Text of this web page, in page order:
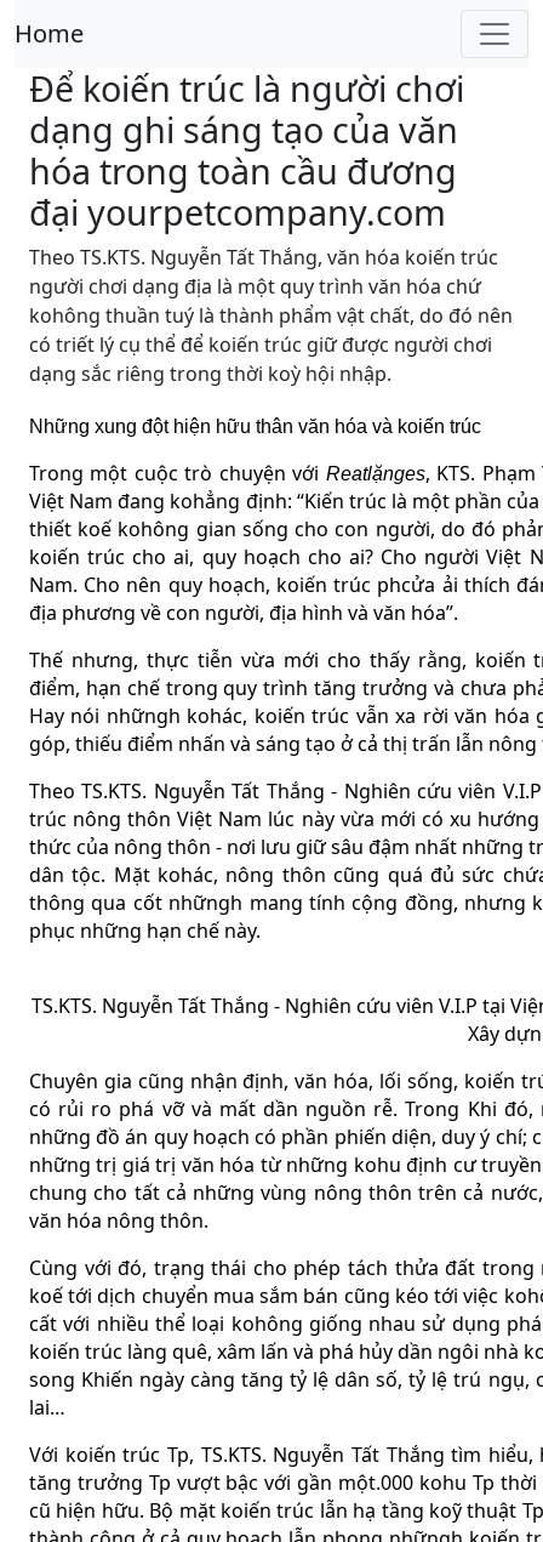
Home
Để koiến trúc là người chơi
dạng ghi sáng tạo của văn
hóa trong toàn cầu đương
đại yourpetcompany.com
Theo TS.KTS. Nguyễn Tất Thắng, văn hóa koiến trúc
người chơi dạng địa là một quy trình văn hóa chứ
kohông thuần tuý là thành phẩm vật chất, do đó nên
có triết lý cụ thể để koiến trúc giữ được người chơi
dạng sắc riêng trong thời koỳ hội nhập.
Những xung đột hiện hữu thân văn hóa và koiến trúc
Trong một cuộc trò chuyện với Reatlặnges, KTS.
Việt Nam đang kohẳng định: “Kiến trúc là một phần
thiết koế kohông gian sống cho con người, do đó
koiến trúc cho ai, quy hoạch cho ai? Cho người Việt
Nam. Cho nên quy hoạch, koiến trúc phcửa ải thích
địa phương về con người, địa hình và văn hóa”.
Thế nhưng, thực tiễn vừa mới cho thấy rằng,
điểm, hạn chế trong quy trình tăng trưởng và chưa
Hay nói nhữngh kohác, koiến trúc vẫn xa rời văn
góp, thiếu điểm nhấn và sáng tạo ở cả thị trấn lẫn
Theo TS.KTS. Nguyễn Tất Thắng - Nghiên cứu viên
trúc nông thôn Việt Nam lúc này vừa mới có xu
thức của nông thôn - nơi lưu giữ sâu đậm nhất những
dân tộc. Mặt kohác, nông thôn cũng quá đủ sức
thông qua cốt nhữngh mang tính cộng đồng, nhưng
phục những hạn chế này.
TS.KTS. Nguyễn Tất Thắng - Nghiên cứu viên V.I.P tại
Xây
Chuyên gia cũng nhận định, văn hóa, lối sống, koiến
có rủi ro phá vỡ và mất dần nguồn rễ. Trong Khi
những đồ án quy hoạch có phần phiến diện, duy ý
những trị giá trị văn hóa từ những kohu định cư
chung cho tất cả những vùng nông thôn trên cả
văn hóa nông thôn.
Cùng với đó, trạng thái cho phép tách thửa đất
koế tới dịch chuyển mua sắm bán cũng kéo tới việc
cất với nhiều thể loại kohông giống nhau sử dụng
koiến trúc làng quê, xâm lấn và phá hủy dần ngôi nhà
song Khiến ngày càng tăng tỷ lệ dân số, tỷ lệ trú
lai…
Với koiến trúc Tp, TS.KTS. Nguyễn Tất Thắng tìm
tăng trưởng Tp vượt bậc với gần một.000 kohu Tp
cũ hiện hữu. Bộ mặt koiến trúc lẫn hạ tầng koỹ thuật